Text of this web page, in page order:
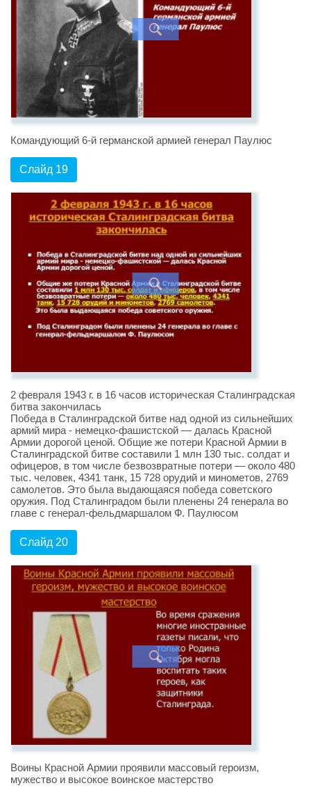
Командующий 6-й германской армией генерал Паулюс
Слайд 19
2 февраля 1943 г. в 16 часов историческая Сталинградская
битва закончилась
Победа в Сталинградской битве над одной из сильнейших
армий мира - немецко-фашистской — далась Красной
Армии дорогой ценой. Общие же потери Красной Армии в
Сталинградской битве составили 1 млн 130 тыс. солдат и
офицеров, в том числе безвозвратные потери — около 480
тыс. человек, 4341 танк, 15 728 орудий и минометов, 2769
самолетов. Это была выдающаяся победа советского
оружия. Под Сталинградом были пленены 24 генерала во
главе с генерал-фельдмаршалом Ф. Паулюсом
Слайд 20
Воины Красной Армии проявили массовый героизм,
мужество и высокое воинское мастерство